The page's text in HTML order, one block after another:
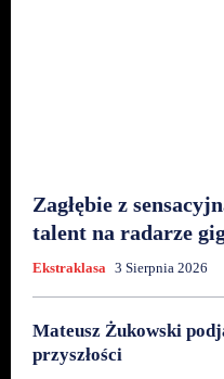
Zagłębie z
talent na radarze
Ekstraklasa 3 Sierpnia 2026
Mateusz Żukowski
przyszłości